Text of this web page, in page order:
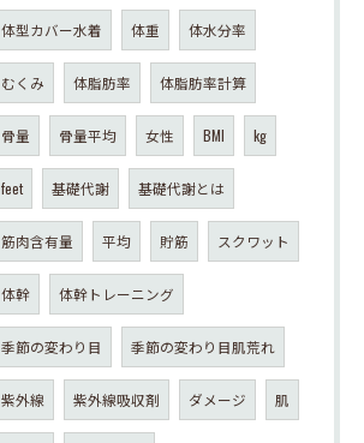
体型カバー水着 体重 体水分率
むくみ 体脂肪率 体脂肪率計算
骨量 骨量平均 女性 BMI kg
feet 基礎代謝 基礎代謝とは
筋肉含有量 平均 貯筋 スクワット
体幹 体幹トレーニング
季節の変わり目 季節の変わり目肌荒れ
紫外線 紫外線吸収剤 ダメージ 肌